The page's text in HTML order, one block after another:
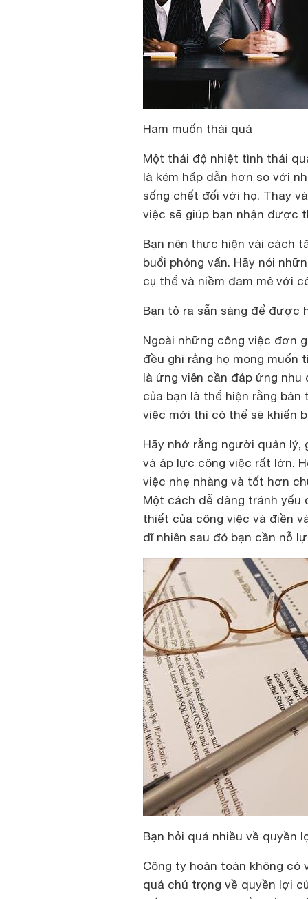
Ham muốn thái quá
Một thái độ nhiệt tình thái
là kém hấp dẫn hơn so với
sống chết đối với họ. Thay
việc sẽ giúp bạn nhận được
Bạn nên thực hiện vài cách
buổi phỏng vấn. Hãy nói
cụ thể và niềm đam mê với
Bạn tỏ ra sẵn sàng để được
Ngoài những công việc đơn
đều ghi rằng họ mong
là ứng viên cần đáp ứng
của bạn là thể hiện rằng
việc mới thì có thể sẽ khiến
Hãy nhớ rằng người quản lý,
và áp lực công việc rất lớn.
việc nhẹ nhàng và tốt hơn
Một cách dễ dàng tránh yếu
thiết của công việc và điền
dĩ nhiên sau đó bạn cần nỗ
Bạn hỏi quá nhiều về quyền
Công ty hoàn toàn không có
quá chú trọng về quyền lợi